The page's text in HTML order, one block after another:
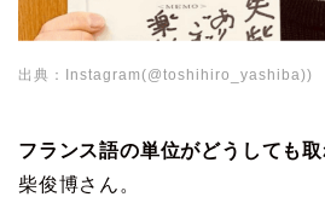
出典：Instagram(@toshihiro_yashiba))
フランス語の単位がどうしても
柴俊博さん。